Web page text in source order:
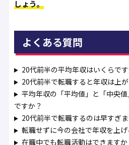
しょう。
よくある質問
20代前半の平均年収はいくらで
20代前半で転職すると年収は上
平均年収の「平均値」と「中央
ですか？
20代前半で転職するのは早すぎ
転職せずに今の会社で年収を上
在職中でも転職活動はできますか